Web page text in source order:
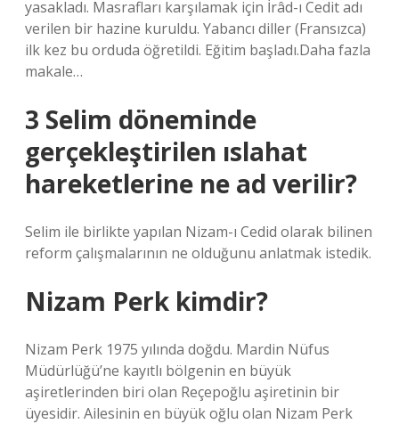
yasakladı. Masrafları karşılamak için İrâd-ı Cedit adı
verilen bir hazine kuruldu. Yabancı diller (Fransızca)
ilk kez bu orduda öğretildi. Eğitim başladı.Daha fazla
makale…
3 Selim döneminde
gerçekleştirilen ıslahat
hareketlerine ne ad verilir?
Selim ile birlikte yapılan Nizam-ı Cedid olarak bilinen
reform çalışmalarının ne olduğunu anlatmak istedik.
Nizam Perk kimdir?
Nizam Perk 1975 yılında doğdu. Mardin Nüfus
Müdürlüğü’ne kayıtlı bölgenin en büyük
aşiretlerinden biri olan Reçepoğlu aşiretinin bir
üyesidir. Ailesinin en büyük oğlu olan Nizam Perk